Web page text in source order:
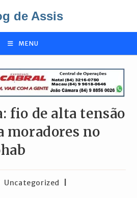
de Assis
MENU
fio de alta tensão
moradores no
Uncategorized